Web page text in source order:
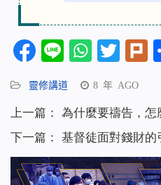
Facebook
Line
靈修講道 8 年 AGO
上一篇： 為什麼要禱告，怎
下一篇： 基督徒面對錢財的